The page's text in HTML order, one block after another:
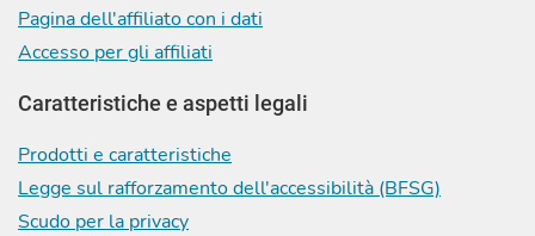
Pagina dell'affiliato con i dati
Accesso per gli affiliati
Caratteristiche e aspetti legali
Prodotti e caratteristiche
Legge sul rafforzamento dell'accessibilità (BFSG)
Scudo per la privacy